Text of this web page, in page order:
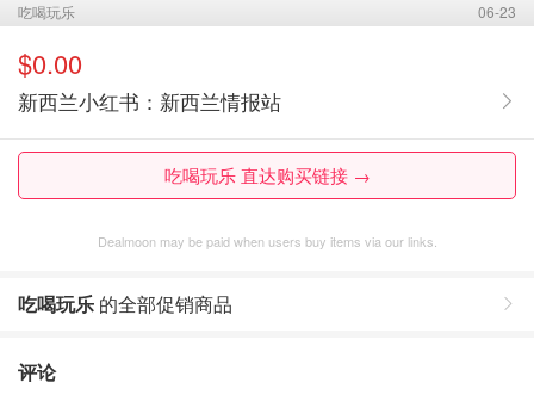
吃喝玩乐 06-23
$0.00
新西兰小红书：新西兰情报站
吃喝玩乐 直达购买链接 →
Dealmoon may be paid when users buy items via our links.
吃喝玩乐 的全部促销商品
评论